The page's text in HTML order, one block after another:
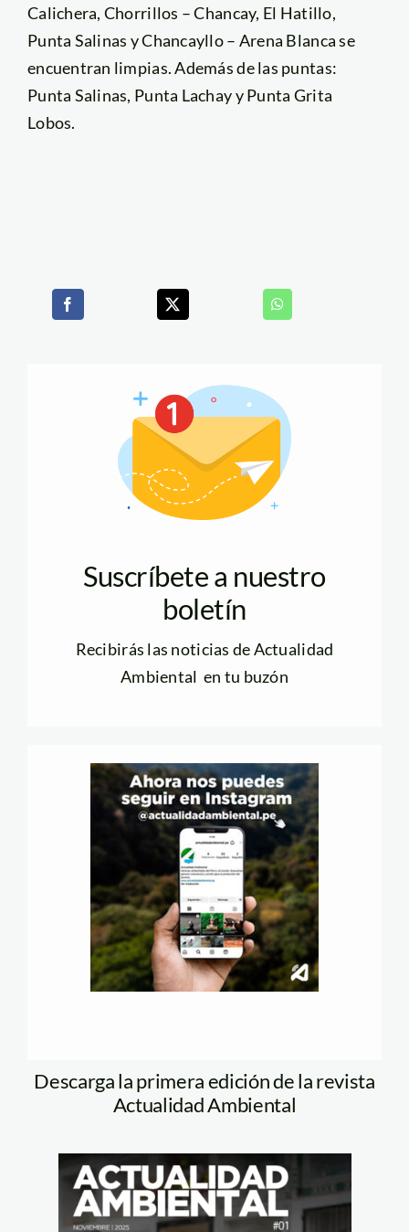
Calichera, Chorrillos – Chancay, El Hatillo,
Punta Salinas y Chancayllo – Arena Blanca se
encuentran limpias. Además de las puntas:
Punta Salinas, Punta Lachay y Punta Grita
Lobos.
Suscríbete a nuestro
boletín
Recibirás las noticias de Actualidad
Ambiental en tu buzón
Descarga la primera edición de la revista
Actualidad Ambiental